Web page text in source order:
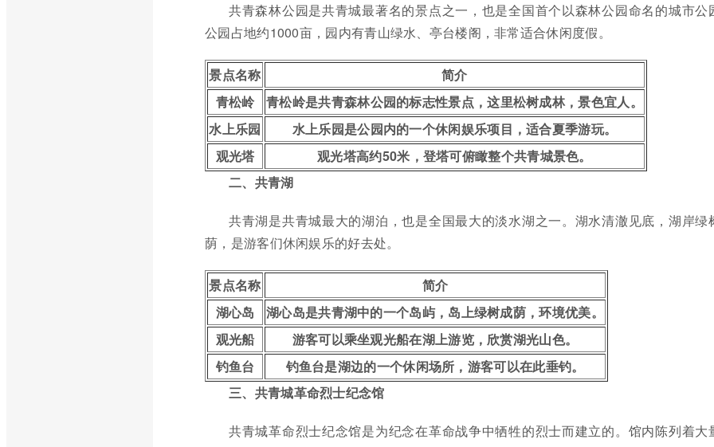
共青森林公园是共青城最著名的景点之一，也是全国首个以森林公园命名的城市公
公园占地约1000亩，园内有青山绿水、亭台楼阁，非常适合休闲度假。
景点名称
简介
青松岭
青松岭是共青森林公园的标志性景点，这里松树成林，景色宜人。
水上乐园
水上乐园是公园内的一个休闲娱乐项目，适合夏季游玩。
观光塔
观光塔高约50米，登塔可俯瞰整个共青城景色。
二、共青湖
共青湖是共青城最大的湖泊，也是全国最大的淡水湖之一。湖水清澈见底，湖岸绿
荫，是游客们休闲娱乐的好去处。
景点名称
简介
湖心岛
湖心岛是共青湖中的一个岛屿，岛上绿树成荫，环境优美。
观光船
游客可以乘坐观光船在湖上游览，欣赏湖光山色。
钓鱼台
钓鱼台是湖边的一个休闲场所，游客可以在此垂钓。
三、共青城革命烈士纪念馆
共青城革命烈士纪念馆是为纪念在革命战争中牺牲的烈士而建立的。馆内陈列着大